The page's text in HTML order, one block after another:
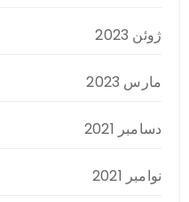
ژوئن 2023
مارس 2023
دسامبر 2021
نوامبر 2021